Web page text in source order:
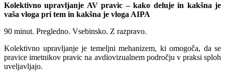
Kolektivno upravljanje AV pravic – kako deluje in kakšna je
vaša vloga pri tem in kakšna je vloga AIPA
90 minut. Pregledno. Vsebinsko. Z razpravo.
Kolektivno upravljanje je temeljni mehanizem, ki omogoča, da se
pravice imetnikov pravic na avdiovizualnem področju v praksi sploh
uveljavljajo.